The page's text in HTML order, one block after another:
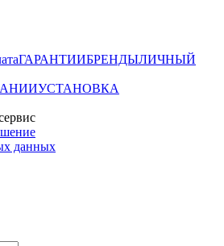
ГАРАНТИИБРЕНДЫЛИЧНЫЙ
УСТАНОВКА
данных